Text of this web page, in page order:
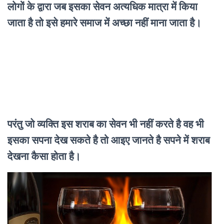
लोगों के द्वारा जब इसका सेवन अत्यधिक मात्रा में किया
जाता है तो इसे हमारे समाज में अच्छा नहीं माना जाता है।
परंतु जो व्यक्ति इस शराब का सेवन भी नहीं करते है वह भी
इसका सपना देख सकते है तो आइए जानते है सपने में शराब
देखना कैसा होता है।